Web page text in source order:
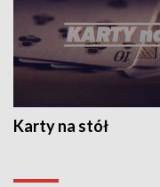
Karty na stół